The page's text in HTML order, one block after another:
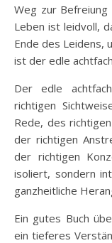
Weg zur Befreiung
Leben ist leidvoll,
Ende des Leidens,
ist der edle
Der edle
richtigen
Rede, des
der richtigen
der richtigen
isoliert, sondern
ganzheitliche
Ein gutes Buch
ein tieferes